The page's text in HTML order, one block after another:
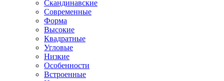
Скандинавские
Современные
Форма
Высокие
Квадратные
Угловые
Низкие
Особенности
Встроенные